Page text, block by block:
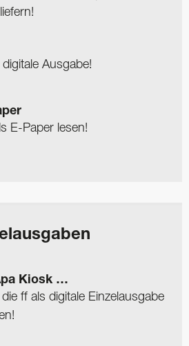
digitale Ausgabe!
E-Paper lesen!
Kiosk …
ff als digitale Einzelausgabe